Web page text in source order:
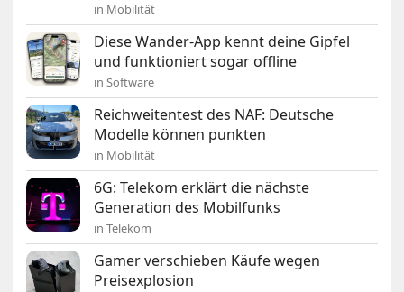
in Mobilität
Diese Wander-App kennt deine Gipfel
und funktioniert sogar offline
in Software
Reichweitentest des NAF: Deutsche
Modelle können punkten
in Mobilität
6G: Telekom erklärt die nächste
Generation des Mobilfunks
in Telekom
Gamer verschieben Käufe wegen
Preisexplosion